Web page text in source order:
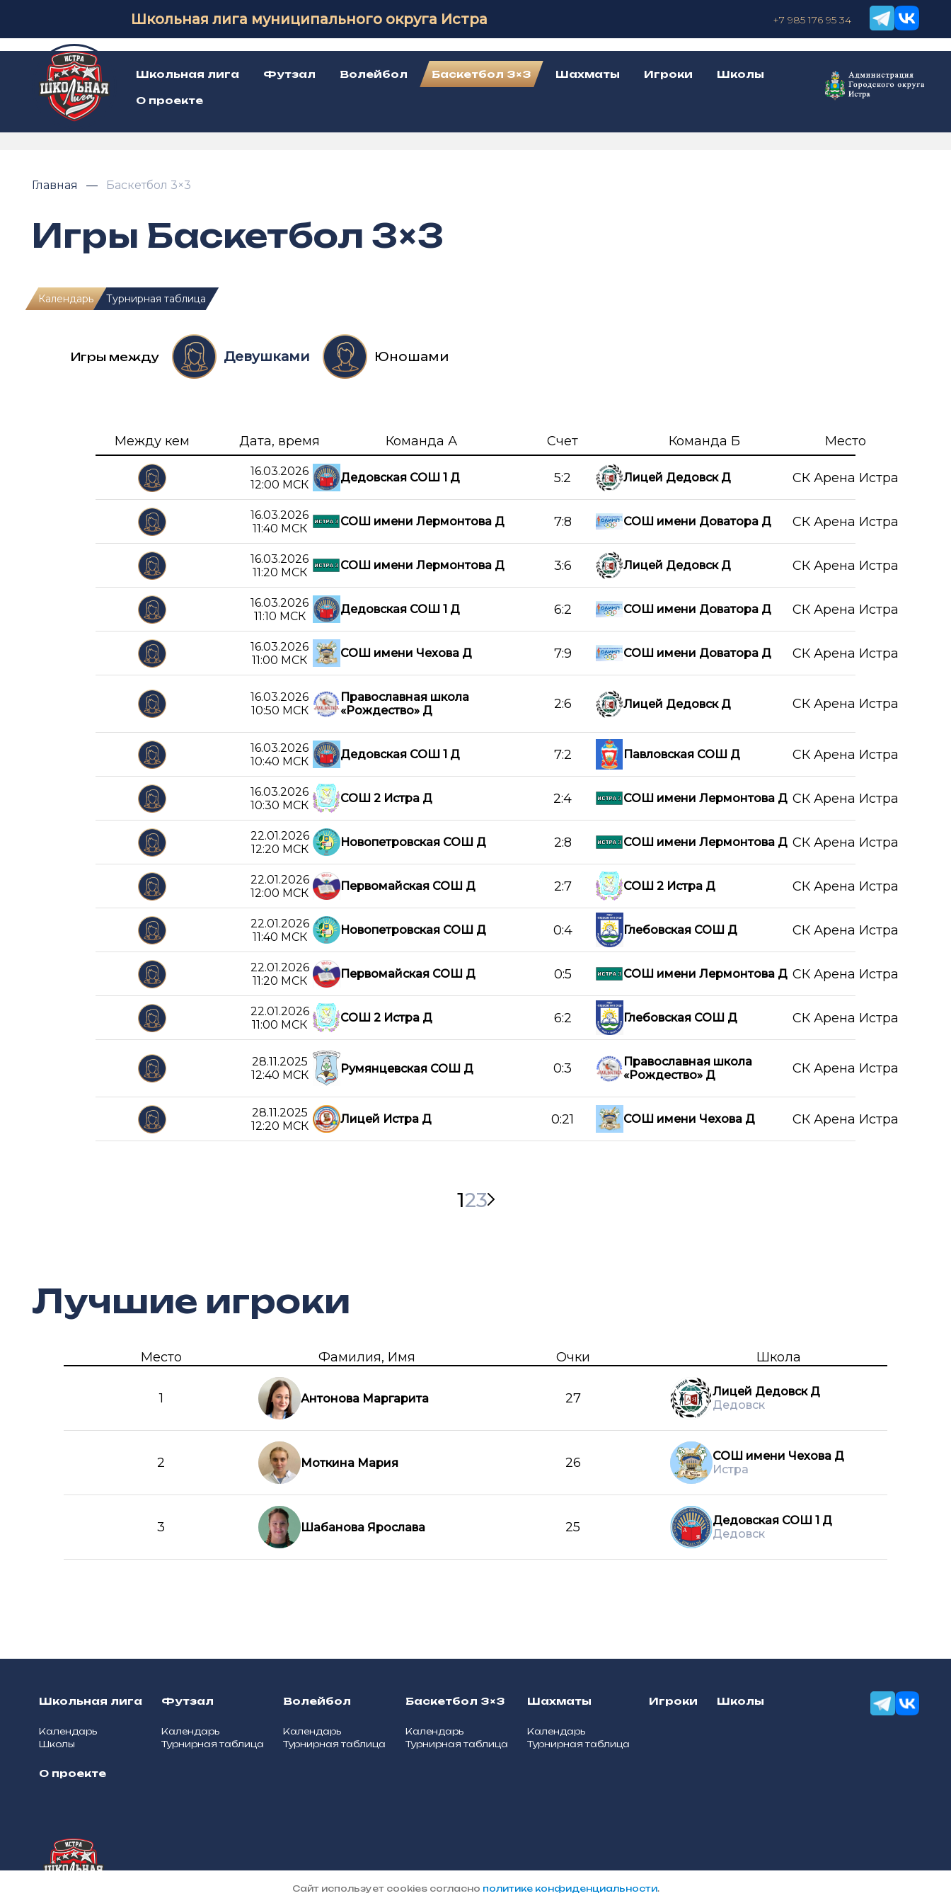
Школьная лига муниципального округа Истра +7 985 176 95 34
Школьная лига Футзал Волейбол Баскетбол 3×3 Шахматы Игроки Школы
О проекте
Главная Баскетбол 3×3
Игры Баскетбол 3×3
Календарь Турнирная таблица
Игры между Девушками Юношами
Между кем Дата, время Команда А Счет Команда Б Место
16.03.2026
12:00 МСК
Дедовская СОШ 1 Д 5:2 Лицей Дедовск Д СК Арена Истра
16.03.2026
11:40 МСК
СОШ имени Лермонтова Д 7:8 СОШ имени Доватора Д СК Арена Истра
16.03.2026
11:20 МСК
СОШ имени Лермонтова Д 3:6 Лицей Дедовск Д СК Арена Истра
16.03.2026
11:10 МСК
Дедовская СОШ 1 Д 6:2 СОШ имени Доватора Д СК Арена Истра
16.03.2026
11:00 МСК
СОШ имени Чехова Д 7:9 СОШ имени Доватора Д СК Арена Истра
16.03.2026
10:50 МСК
Православная школа
«Рождество» Д
2:6 Лицей Дедовск Д СК Арена Истра
16.03.2026
10:40 МСК
Дедовская СОШ 1 Д 7:2 Павловская СОШ Д СК Арена Истра
16.03.2026
10:30 МСК
СОШ 2 Истра Д 2:4 СОШ имени Лермонтова Д СК Арена Истра
22.01.2026
12:20 МСК
Новопетровская СОШ Д 2:8 СОШ имени Лермонтова Д СК Арена Истра
22.01.2026
12:00 МСК
Первомайская СОШ Д 2:7 СОШ 2 Истра Д СК Арена Истра
22.01.2026
11:40 МСК
Новопетровская СОШ Д 0:4 Глебовская СОШ Д СК Арена Истра
22.01.2026
11:20 МСК
Первомайская СОШ Д 0:5 СОШ имени Лермонтова Д СК Арена Истра
22.01.2026
11:00 МСК
СОШ 2 Истра Д 6:2 Глебовская СОШ Д СК Арена Истра
28.11.2025
12:40 МСК
Румянцевская СОШ Д 0:3
Православная школа
«Рождество» Д
СК Арена Истра
28.11.2025
12:20 МСК
Лицей Истра Д 0:21 СОШ имени Чехова Д СК Арена Истра
123
Лучшие игроки
Место Фамилия, Имя Очки Школа
1 Антонова Маргарита 27
Лицей Дедовск Д
Дедовск
2 Моткина Мария 26
СОШ имени Чехова Д
Истра
3 Шабанова Ярослава 25
Дедовская СОШ 1 Д
Дедовск
Школьная лига
Календарь
Школы
Футзал
Календарь
Турнирная таблица
Волейбол
Календарь
Турнирная таблица
Баскетбол 3×3
Календарь
Турнирная таблица
Шахматы
Календарь
Турнирная таблица
Игроки Школы
О проекте
© 2025, Школьная лига муниципального округа
Политика
Сайт использует cookies согласно политике конфиденциальности.